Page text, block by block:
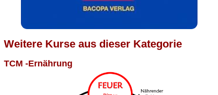
Weitere Kurse aus dieser Kategorie
TCM -Ernährung